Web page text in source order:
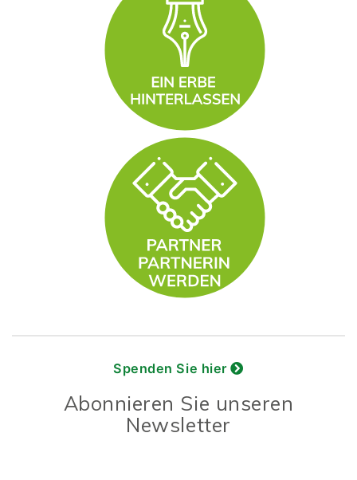
Spenden Sie hier
Abonnieren Sie unseren
Newsletter